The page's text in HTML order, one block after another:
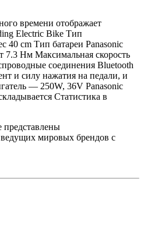
времени отображает
Electric Bike Тип
cm Тип батареи Panasonic
7.3 Нм Максимальная скорость
соединения Bluetooth
и силу нажатия на педали, и
— 250W, 36V Panasonic
Статистика в
представлены
мировых брендов с